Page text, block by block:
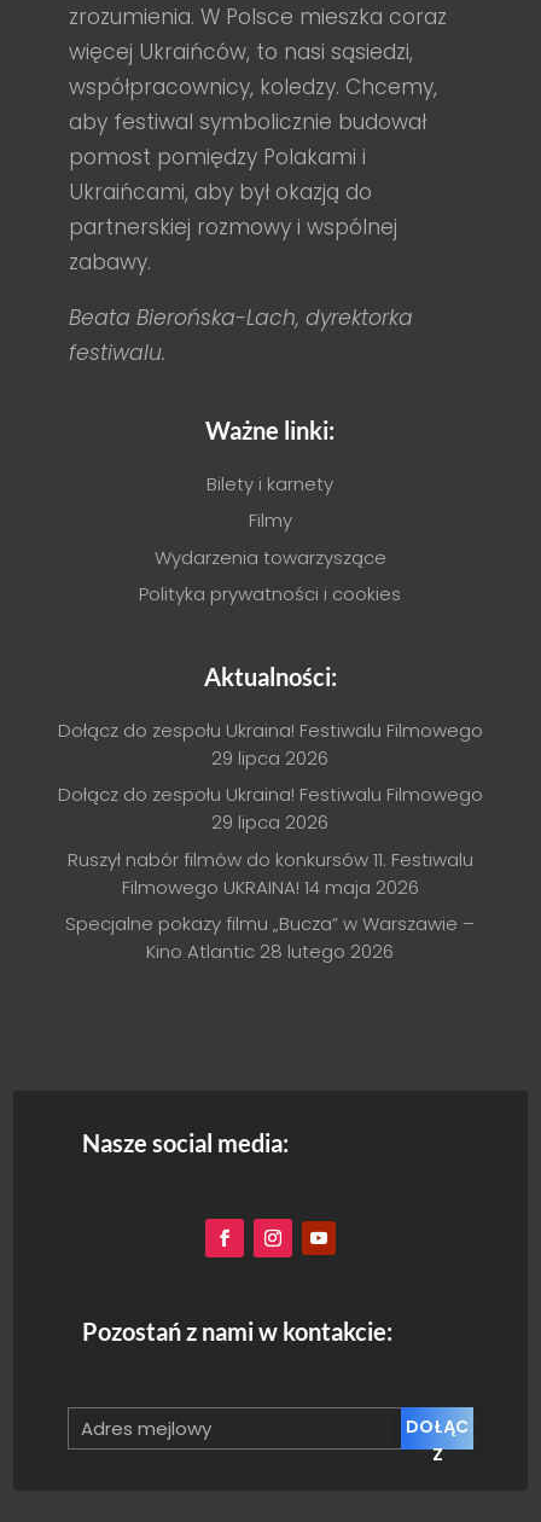
zrozumienia. W Polsce mieszka coraz
więcej Ukraińców, to nasi sąsiedzi,
współpracownicy, koledzy. Chcemy,
aby festiwal symbolicznie budował
pomost pomiędzy Polakami i
Ukraińcami, aby był okazją do
partnerskiej rozmowy i wspólnej
zabawy.
Beata Bierońska-Lach, dyrektorka
festiwalu.
Ważne linki:
Bilety i karnety
Filmy
Wydarzenia towarzyszące
Polityka prywatności i cookies
Aktualności:
Dołącz do zespołu Ukraina! Festiwalu Filmowego
29 lipca 2026
Dołącz do zespołu Ukraina! Festiwalu Filmowego
29 lipca 2026
Ruszył nabór filmów do konkursów 11. Festiwalu
Filmowego UKRAINA! 14 maja 2026
Specjalne pokazy filmu „Bucza” w Warszawie –
Kino Atlantic 28 lutego 2026
Nasze social media:
Pozostań z nami w kontakcie:
DOŁĄC
Z